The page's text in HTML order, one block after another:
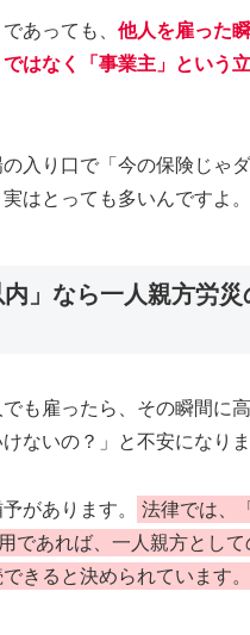
あっても、 他人を雇った
はなく「事業主」という
入り口で「今の保険じゃ
はとっても多いんですよ。
内」なら一人親方労
も雇ったら、その瞬間に
ないの？」と不安になりま
があります。
法律では、
であれば、一人親方とし
きると決められています。